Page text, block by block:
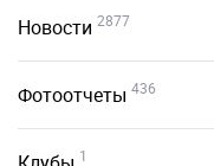
Новости 2877
Фотоотчеты 436
1